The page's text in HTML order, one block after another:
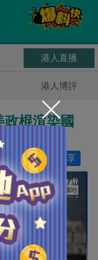
港人直播
港人博評
政棍渲染國
用無人機
分享
讚好 27